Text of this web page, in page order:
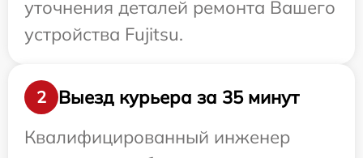
уточнения деталей ремонта Вашего
устройства Fujitsu.
2
Выезд курьера за 35 минут
Квалифицированный инженер